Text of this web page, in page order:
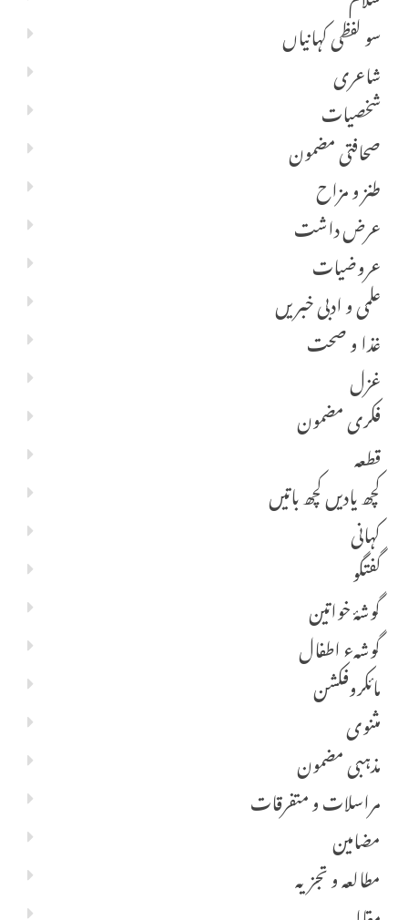
سو لفظی کہانیاں
شاعری
شخصیات
صحافتی مضمون
طنز و مزاح
عرض داشت
عروضیات
علمی و ادبی خبریں
غذا و صحت
غزل
فکری مضمون
قطعہ
کچھ یادیں کچھ باتیں
کہانی
گفتگو
گوشۂ خواتین
گوشہء اطفال
مائکروفکشن
مثنوی
مذہبی مضمون
مراسلات و متفرقات
مضامین
مطالعہ و تجزیہ